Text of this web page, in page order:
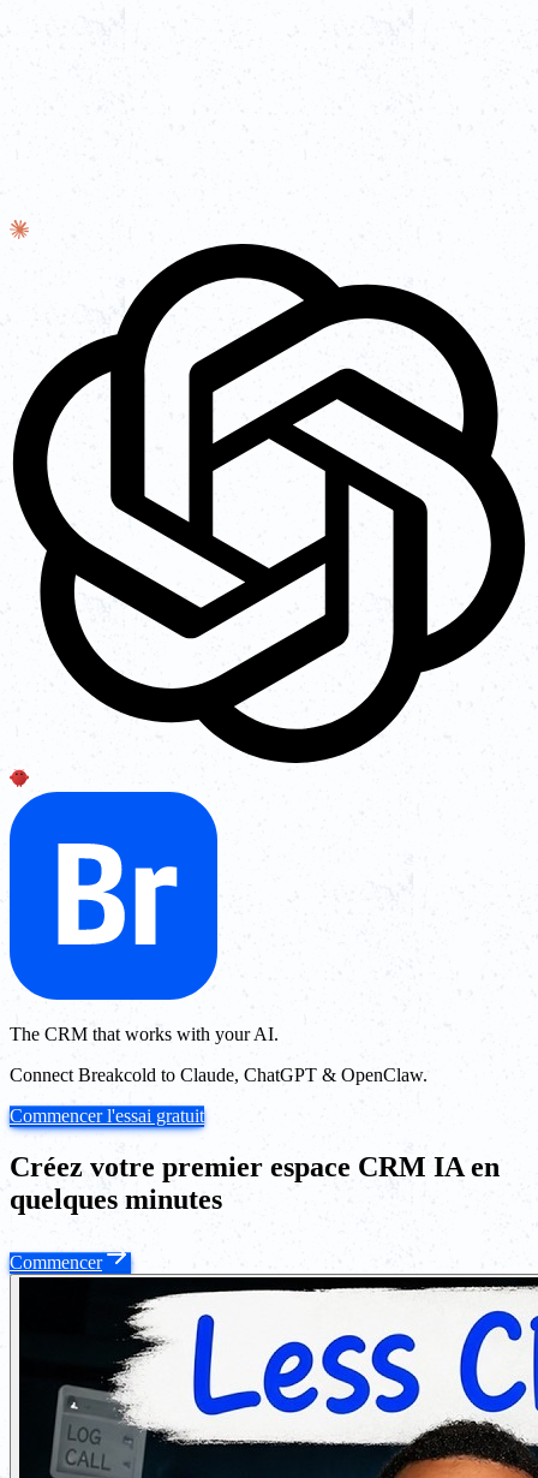
The CRM that works with your AI.
Connect Breakcold to Claude, ChatGPT & OpenClaw.
Commencer l'essai gratuit
Créez votre premier espace CRM IA en
quelques minutes
Commencer